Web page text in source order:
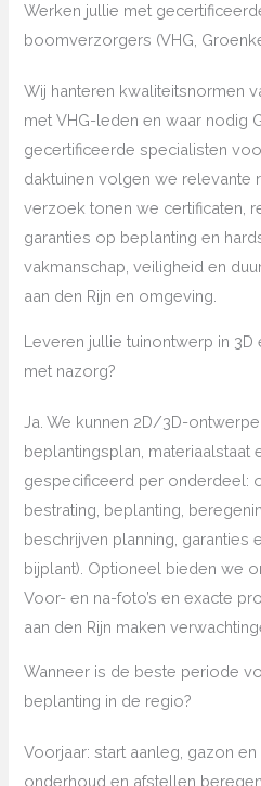
Werken jullie met
boomverzorgers (VHG,
Wij hanteren kwaliteitsnormen
met VHG-leden en waar nodig
gecertificeerde specialisten
daktuinen volgen we relevante
verzoek tonen we certificaten,
garanties op beplanting en
vakmanschap, veiligheid en
aan den Rijn en omgeving.
Leveren jullie tuinontwerp in 3D
met nazorg?
Ja. We kunnen 2D/3D-
beplantingsplan, materiaalstaat
gespecificeerd per onderdeel:
bestrating, beplanting,
beschrijven planning, garanties
bijplant). Optioneel bieden we
Voor- en na-foto’s en exacte
aan den Rijn maken
Wanneer is de beste periode
beplanting in de regio?
Voorjaar: start aanleg, gazon
onderhoud en afstellen